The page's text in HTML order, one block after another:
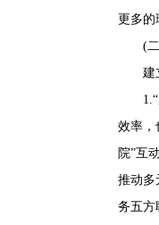
更多的
(二)
建立
1.“府
效率，
院”互
推动多
务五方